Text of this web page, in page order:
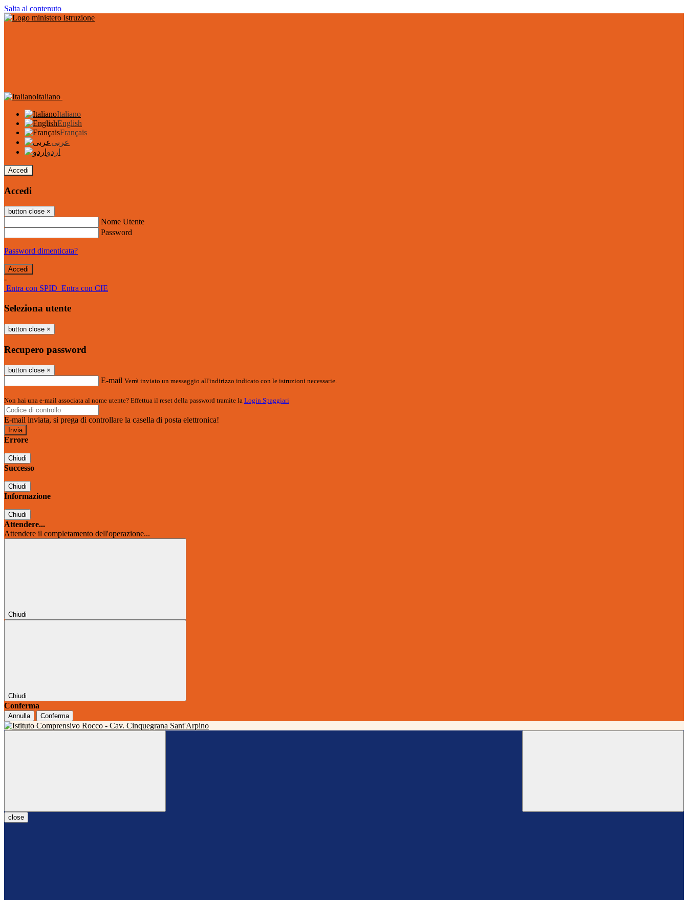
Salta al contenuto
Italiano
Italiano
English
Français
عربى
اردو
Accedi
Accedi
button close ×
Nome Utente
Password
Password dimenticata?
-
Entra con SPID Entra con CIE
Seleziona utente
button close ×
Recupero password
button close ×
E-mail Verrà inviato un messaggio all'indirizzo indicato con le istruzioni necessarie.
Non hai una e-mail associata al nome utente? Effettua il reset della password tramite la Login Spaggiari
E-mail inviata, si prega di controllare la casella di posta elettronica!
Errore
Chiudi
Successo
Chiudi
Informazione
Chiudi
Attendere...
Attendere il completamento dell'operazione...
Chiudi
Chiudi
Conferma
Annulla Conferma
close